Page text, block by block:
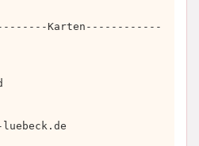
Karten------------
luebeck.de